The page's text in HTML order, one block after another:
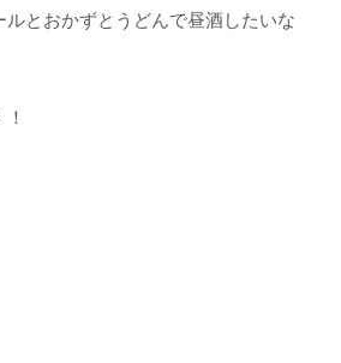
とおかずとうどんで昼酒したいな